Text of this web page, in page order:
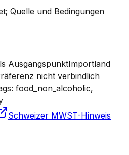
Quelle und Bedingungen
AusgangspunktImportland
nicht verbindlich
food_non_alcoholic,
Schweizer MWST-Hinweis